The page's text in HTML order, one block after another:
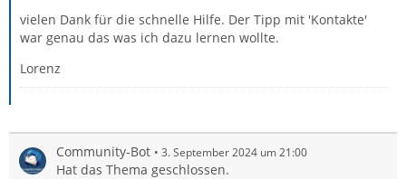
vielen Dank für die schnelle Hilfe. Der Tipp mit 'Kontakte'
war genau das was ich dazu lernen wollte.
Lorenz
Community-Bot 3. September 2024 um 21:00
Hat das Thema geschlossen.